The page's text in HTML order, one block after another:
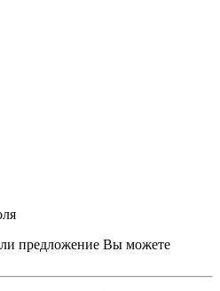
предложение Вы можете